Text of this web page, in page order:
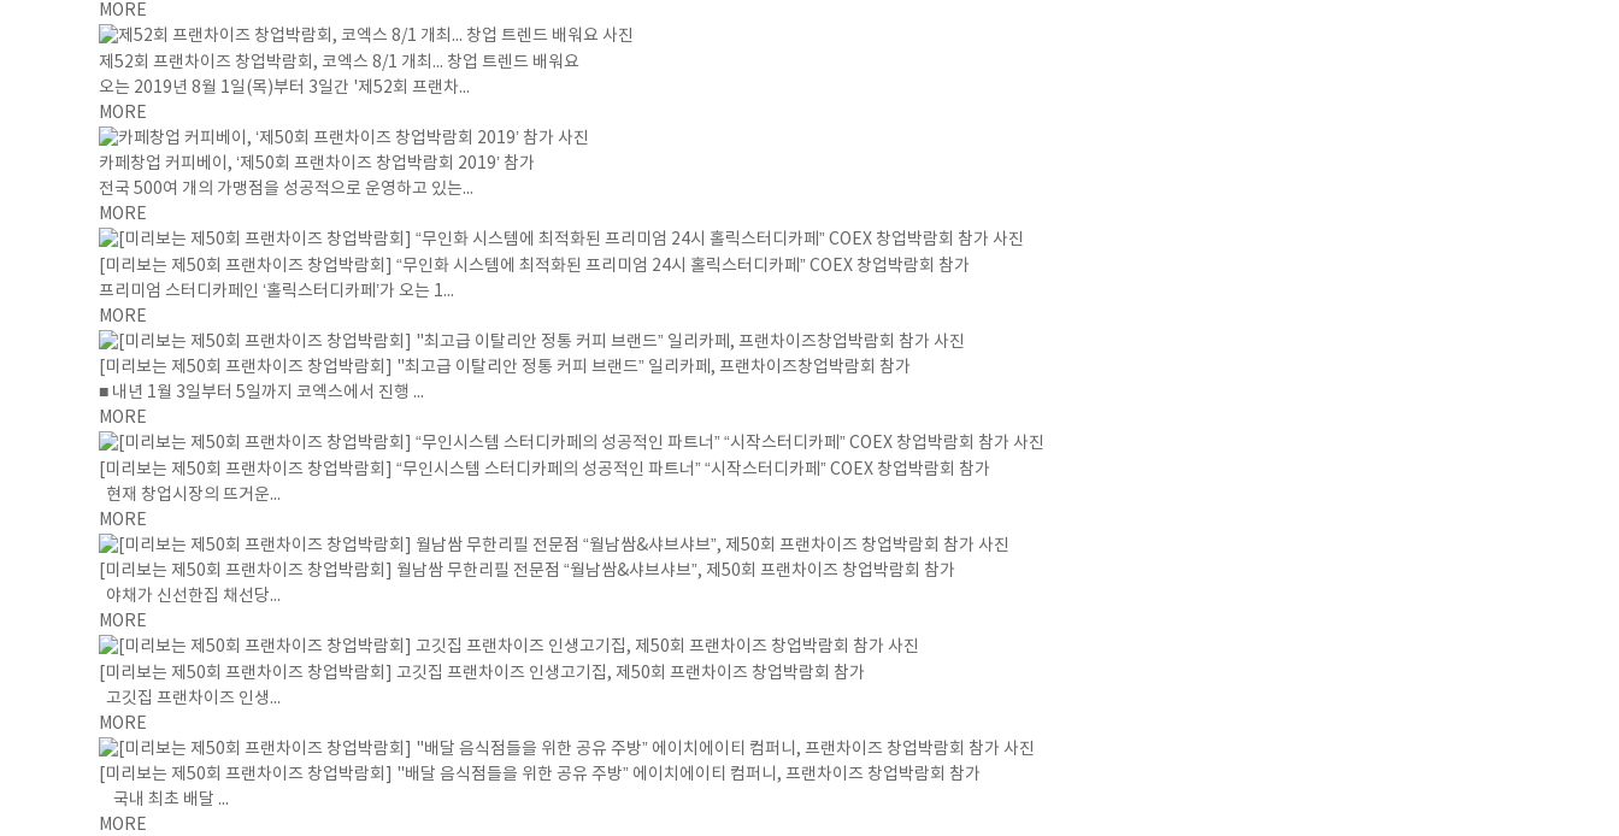
MORE
제52회 프랜차이즈 창업박람회, 코엑스 8/1 개최... 창업 트렌드 배워요
오는 2019년 8월 1일(목)부터 3일간 '제52회 프랜차...
MORE
카페창업 커피베이, ‘제50회 프랜차이즈 창업박람회 2019’ 참가
전국 500여 개의 가맹점을 성공적으로 운영하고 있는...
MORE
[미리보는 제50회 프랜차이즈 창업박람회] “무인화 시스템에 최적화된 프리미엄 24시 홀릭스터디카페” COEX 창업박람회 참가
프리미엄 스터디카페인 ‘홀릭스터디카페’가 오는 1...
MORE
[미리보는 제50회 프랜차이즈 창업박람회] "최고급 이탈리안 정통 커피 브랜드” 일리카페, 프랜차이즈창업박람회 참가
■ 내년 1월 3일부터 5일까지 코엑스에서 진행 ...
MORE
[미리보는 제50회 프랜차이즈 창업박람회] “무인시스템 스터디카페의 성공적인 파트너” “시작스터디카페” COEX 창업박람회 참가
현재 창업시장의 뜨거운...
MORE
[미리보는 제50회 프랜차이즈 창업박람회] 월남쌈 무한리필 전문점 “월남쌈&샤브샤브”, 제50회 프랜차이즈 창업박람회 참가
야채가 신선한집 채선당...
MORE
[미리보는 제50회 프랜차이즈 창업박람회] 고깃집 프랜차이즈 인생고기집, 제50회 프랜차이즈 창업박람회 참가
고깃집 프랜차이즈 인생...
MORE
[미리보는 제50회 프랜차이즈 창업박람회] "배달 음식점들을 위한 공유 주방” 에이치에이티 컴퍼니, 프랜차이즈 창업박람회 참가
국내 최초 배달 ...
MORE